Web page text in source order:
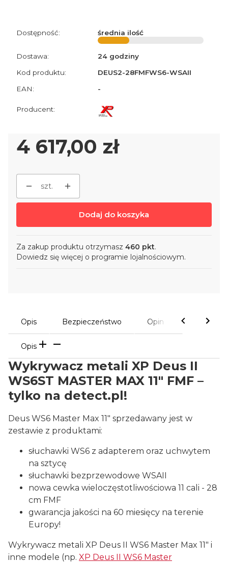
Dostępność: średnia ilość
Dostawa:
24 godziny
Kod produktu:
DEUS2-28FMFWS6-WSAII
EAN:
-
Cena
4 617,00 zł
szt.
Dodaj do koszyka
Za zakup produktu otrzymasz 460 pkt.
Dowiedz się więcej o programie lojalnościowym.
Opis Bezpieczeństwo Opinie
Opis
Wykrywacz metali XP Deus II
WS6ST MASTER MAX 11" FMF –
tylko na detect.pl!
Deus WS6 Master Max 11" sprzedawany jest w
zestawie z produktami:
słuchawki WS6 z adapterem oraz uchwytem
na sztycę
słuchawki bezprzewodowe WSAII
nowa cewka wieloczęstotliwościowa 11 cali - 28
cm FMF
gwarancja jakości na 60 miesięcy na terenie
Europy!
Wykrywacz metali XP Deus II WS6 Master Max 11" i
inne modele (np. XP Deus II WS6 Master